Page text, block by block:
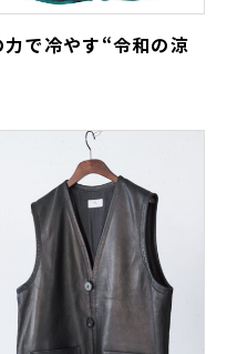
で冷やす“令和の涼